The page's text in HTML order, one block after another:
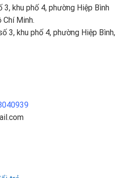
khu phố 4, phường Hiệp Bình
Chí Minh.
3, khu phố 4, phường Hiệp Bình,